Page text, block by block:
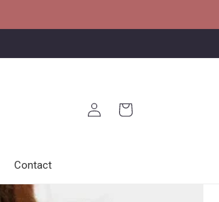
Contact
그
카
트